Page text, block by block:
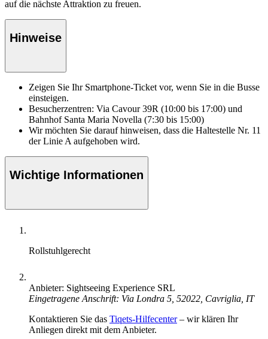
auf die nächste Attraktion zu freuen.
Hinweise
Zeigen Sie Ihr Smartphone-Ticket vor, wenn Sie in die Busse
einsteigen.
Besucherzentren: Via Cavour 39R (10:00 bis 17:00) und
Bahnhof Santa Maria Novella (7:30 bis 15:00)
Wir möchten Sie darauf hinweisen, dass die Haltestelle Nr. 11
der Linie A aufgehoben wird.
Wichtige Informationen
Rollstuhlgerecht
Anbieter: Sightseeing Experience SRL
Eingetragene Anschrift: Via Londra 5, 52022, Cavriglia, IT
Kontaktieren Sie das Tiqets-Hilfecenter– wir klären Ihr
Anliegen direkt mit dem Anbieter.